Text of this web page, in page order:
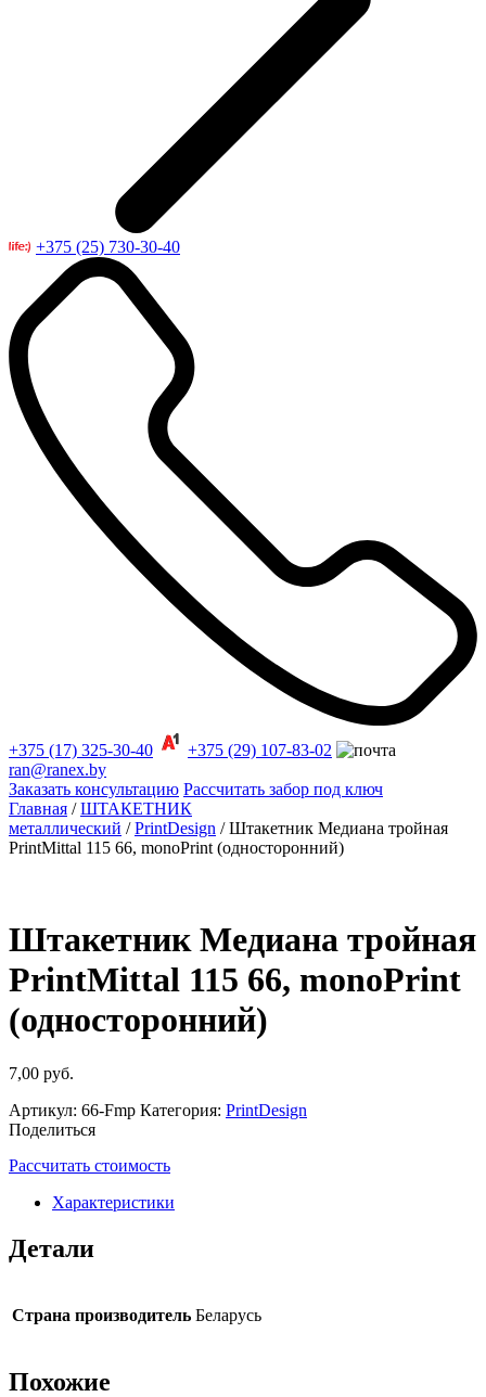
+375 (25) 730-30-40
+375 (17) 325-30-40
+375 (29) 107-83-02
ran@ranex.by
Заказать консультацию Рассчитать забор под ключ
Главная /ШТАКЕТНИК
металлический /PrintDesign / Штакетник Медиана тройная
PrintMittal 115 66, monoPrint (односторонний)
Штакетник Медиана тройная
PrintMittal 115 66, monoPrint
(односторонний)
7,00 руб.
Артикул: 66-Fmp Категория: PrintDesign
Поделиться
Рассчитать стоимость
Характеристики
Детали
Страна производитель Беларусь
Похожие